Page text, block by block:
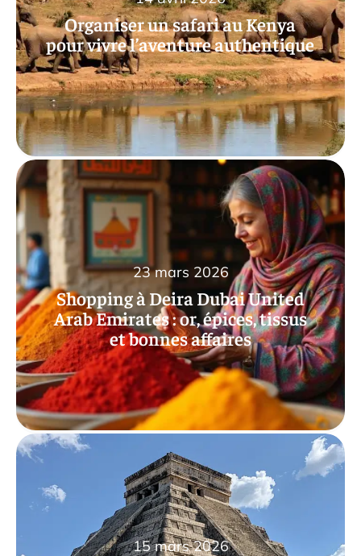
Organiser un safari au Kenya
pour vivre l’aventure authentique
Shopping à Deira Dubai United
Arab Emirates : or, épices, tissus
et bonnes affaires
23 mars 2026
15 mars 2026